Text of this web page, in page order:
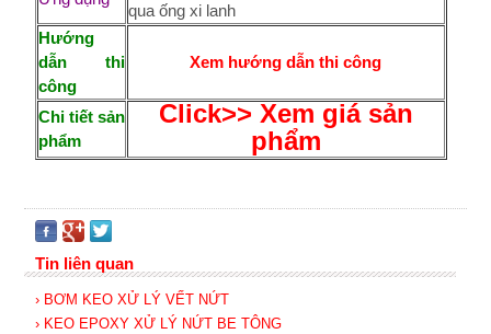
qua ống xi lanh
Hướng
dẫn thi
công
Xem hướng dẫn thi công
Chi tiết sản
phẩm
Click>> Xem giá sản
phẩm
Tin liên quan
› BƠM KEO XỬ LÝ VẾT NỨT
› KEO EPOXY XỬ LÝ NỨT BE TÔNG